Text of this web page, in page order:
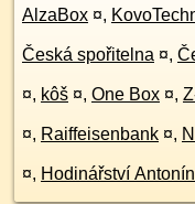
AlzaBox ¤,
Česká spořitelna ¤,
¤, kôš ¤, One Box ¤,
¤, Raiffeisenbank ¤,
¤, Hodinářství